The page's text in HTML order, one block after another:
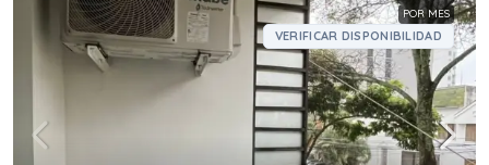
POR MES
VERIFICAR DISPONIBILIDAD